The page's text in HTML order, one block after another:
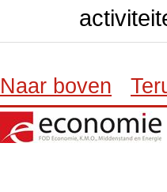
Naar boven